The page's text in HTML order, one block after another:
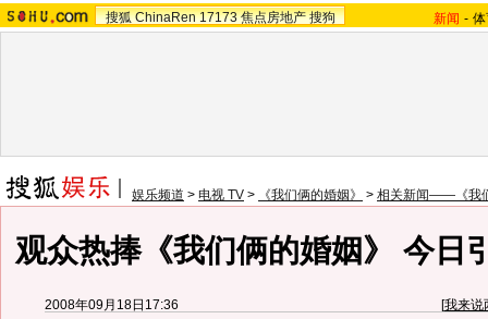
搜狐 ChinaRen 17173 焦点房地产 搜狗 新闻 -
娱乐频道 > 电视 TV > 《我们俩的婚姻》 > 相关新闻——《我
观众热捧《我们俩的婚姻》 今日
2008年09月18日17:36 [我来说